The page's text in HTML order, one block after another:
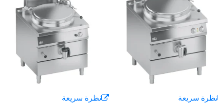
سريعة نظرة سريعة